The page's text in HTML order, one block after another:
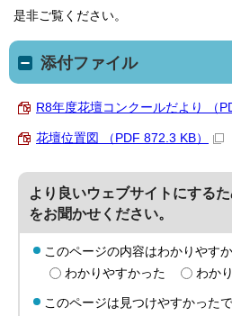
是非ご覧ください。
添付ファイル
R8年度花壇コンクールだより （
花壇位置図 （PDF 872.3 KB）
より良いウェブサイトにする
をお聞かせください。
このページの内容はわかりやす
わかりやすかった
わか
このページは見つけやすかった